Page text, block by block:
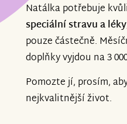
Natálka potřebuje
speciální stravu a léky
pouze částečně.
doplňky vyjdou na 3
Pomozte jí, prosím,
nejkvalitnější život.